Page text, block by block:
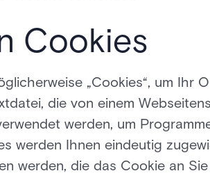
Cookies
„Cookies“, um Ihr
die von einem
werden, um
werden Ihnen eindeutig
werden, die das Cookie an